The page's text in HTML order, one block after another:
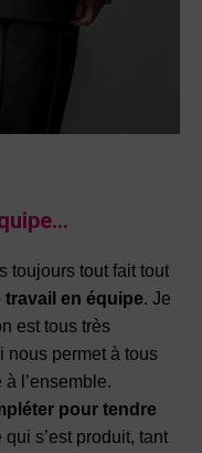
toujours tout fait tout
travail en équipe. Je
est tous très
nous permet à tous
l’ensemble.
pour tendre
qui s’est produit, tant